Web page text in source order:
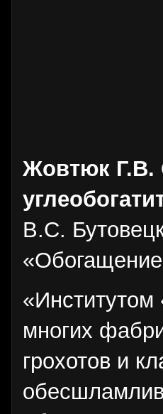
Жовтюк Г.В.
В.С.
«Обогащение
многих
грохотов и